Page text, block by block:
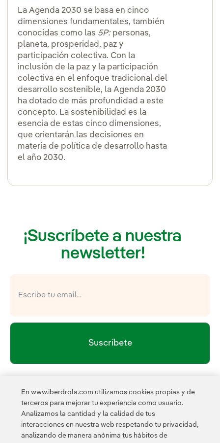
La Agenda 2030 se basa en cinco
dimensiones fundamentales, también
conocidas como las 5P: personas,
planeta, prosperidad, paz y
participación colectiva. Con la
inclusión de la paz y la participación
colectiva en el enfoque tradicional del
desarrollo sostenible, la Agenda 2030
ha dotado de más profundidad a este
concepto. La sostenibilidad es la
esencia de estas cinco dimensiones,
que orientarán las decisiones en
materia de política de desarrollo hasta
el año 2030.
¡Suscríbete a nuestra
newsletter!
Suscríbete
Newsletter
Enlace externo, se abre en ventana nueva.
Esta página está protegida por reCAPTCHA y se aplican la
Política de privacidad y los Términos de servicio
de
En www.iberdrola.com utilizamos cookies propias y de
terceros para mejorar tu experiencia como usuario.
Analizamos la cantidad y la calidad de tus
interacciones en nuestra web respetando tu privacidad,
analizando de manera anónima tus hábitos de